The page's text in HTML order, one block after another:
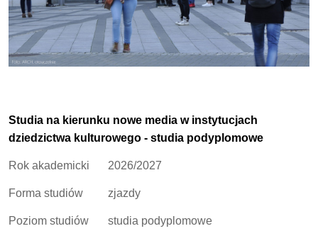
Studia na kierunku nowe media w instytucjach
dziedzictwa kulturowego - studia podyplomowe
Rok akademicki 2026/2027
Forma studiów zjazdy
Poziom studiów studia podyplomowe